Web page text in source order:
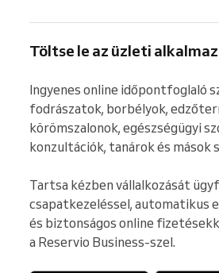
Töltse le az üzleti
Ingyenes online időpontfoglaló
fodrászatok, borbélyok,
körömszalonok, egészségügyi
konzultációk, tanárok és mások
Tartsa kézben vállalkozását
csapatkezeléssel, automatikus
és biztonságos online
a Reservio Business-szel.